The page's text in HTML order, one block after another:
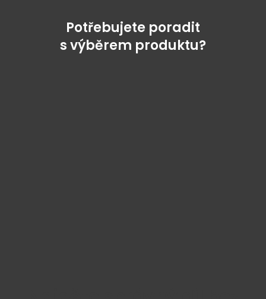
Potřebujete poradit
s výběrem produktu?